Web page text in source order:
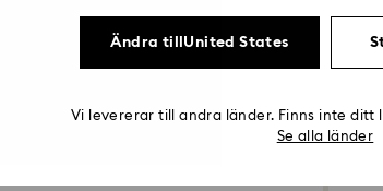
Ändra tillUnited States
Vi levererar till andra länder. Finns inte ditt
Se alla länder